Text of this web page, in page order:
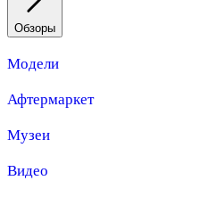
Обзоры
Модели
Афтермаркет
Музеи
Видео